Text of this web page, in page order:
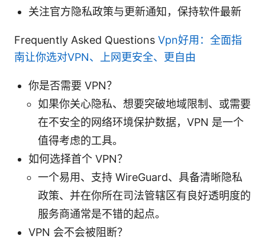
关注官方隐私政策与更新通知，保持软件最新
Frequently Asked Questions Vpn好用：全面指
南让你选对VPN、上网更安全、更自由
你是否需要 VPN？
如果你关心隐私、想要突破地域限制、或需要
在不安全的网络环境保护数据，VPN 是一个
值得考虑的工具。
如何选择首个 VPN？
一个易用、支持 WireGuard、具备清晰隐私
政策、并在你所在司法管辖区有良好透明度的
服务商通常是不错的起点。
VPN 会不会被阻断？